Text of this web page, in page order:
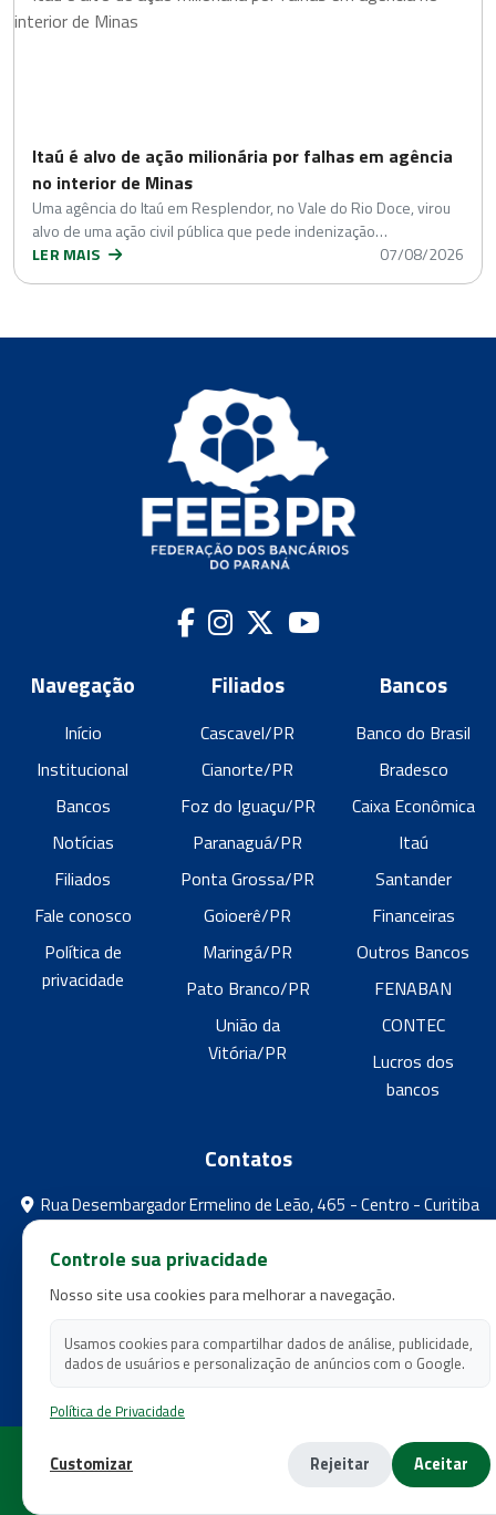
Itaú é alvo de ação milionária por falhas em agência
no interior de Minas
Uma agência do Itaú em Resplendor, no Vale do Rio Doce, virou
alvo de uma ação civil pública que pede indenização…
LER MAIS
07/08/2026
Navegação
Início
Institucional
Bancos
Notícias
Filiados
Fale conosco
Política de
privacidade
Filiados
Cascavel/PR
Cianorte/PR
Foz do Iguaçu/PR
Paranaguá/PR
Ponta Grossa/PR
Goioerê/PR
Maringá/PR
Pato Branco/PR
União da
Vitória/PR
Bancos
Banco do Brasil
Bradesco
Caixa Econômica
Itaú
Santander
Financeiras
Outros Bancos
FENABAN
CONTEC
Lucros dos
bancos
Contatos
Rua Desembargador Ermelino de Leão, 465 - Centro - Curitiba
- Paraná
feebpr@gmail.com
(41) 3224-5573
(41) 3224-5525
Copyright 2026 - Federação dos Empregados em Estabelecimentos
Bancários do Estado do Paraná
Controle sua privacidade
Nosso site usa cookies para melhorar a navegação.
Usamos cookies para compartilhar dados de análise, publicidade,
dados de usuários e personalização de anúncios com o Google.
Política de Privacidade
Customizar Rejeitar Aceitar